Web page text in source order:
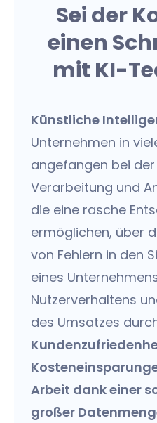
Sei der
einen
mit KI-
Künstliche
Unternehmen in
angefangen bei
Verarbeitung und
die eine rasche
ermöglichen, über
von Fehlern in den
eines
Nutzerverhaltens
des Umsatzes
Arbeit dank einer
großer